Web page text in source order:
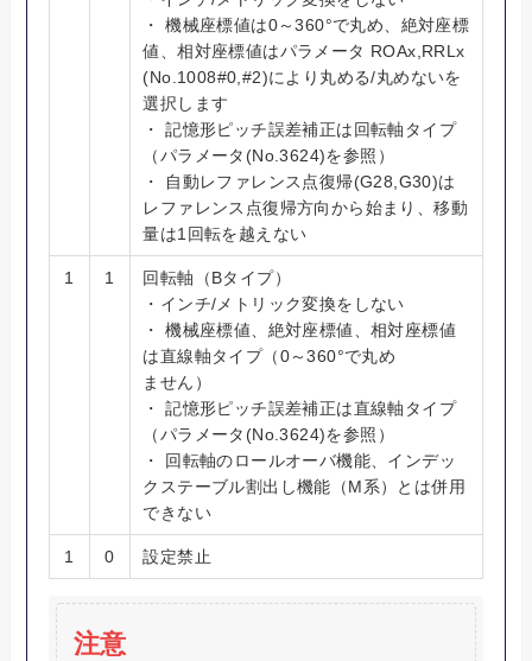
・ 機械座標値は0～360°で丸め、絶対座標
値、相対座標値はパラメータ ROAx,RRLx
(No.1008#0,#2)により丸める/丸めないを
選択します
・ 記憶形ピッチ誤差補正は回転軸タイプ
（パラメータ(No.3624)を参照）
・ 自動レファレンス点復帰(G28,G30)は
レファレンス点復帰方向から始まり、移動
量は1回転を越えない
1 1
回転軸（Bタイプ）
・インチ/メトリック変換をしない
・ 機械座標値、絶対座標値、相対座標値
は直線軸タイプ（0～360°で丸め
ません）
・ 記憶形ピッチ誤差補正は直線軸タイプ
（パラメータ(No.3624)を参照）
・ 回転軸のロールオーバ機能、インデッ
クステーブル割出し機能（M系）とは併用
できない
1 0 設定禁止
注意